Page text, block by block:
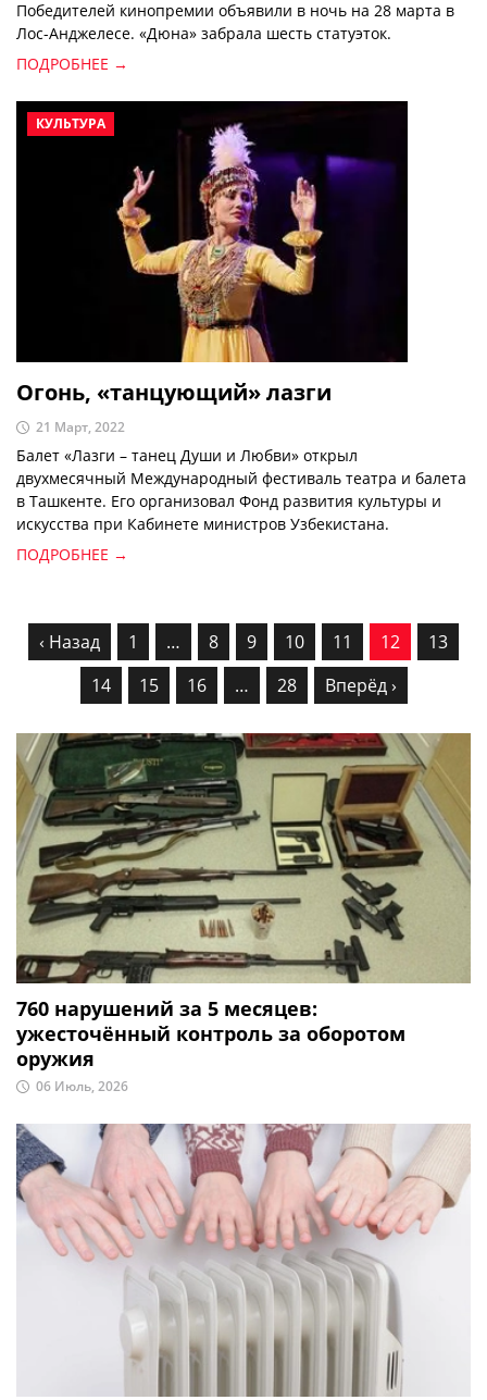
Победителей кинопремии объявили в ночь на 28 марта в
Лос-Анджелесе. «Дюна» забрала шесть статуэток.
ПОДРОБНЕЕ →
КУЛЬТУРА
Огонь, «танцующий» лазги
21 Март, 2022
Балет «Лазги – танец Души и Любви» открыл
двухмесячный Международный фестиваль театра и балета
в Ташкенте. Его организовал Фонд развития культуры и
искусства при Кабинете министров Узбекистана.
ПОДРОБНЕЕ →
‹ Назад 1 … 8 9 10 11 12
13
14
15 16 … 28 Вперёд ›
760 нарушений за 5 месяцев:
ужесточённый контроль за оборотом
оружия
06 Июль, 2026